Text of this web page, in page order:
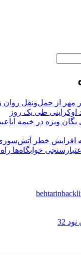
مهر از حمل‌ونقل روان
ویژه در خیمه
افزایش خطر
خوابگاه‌ها
32